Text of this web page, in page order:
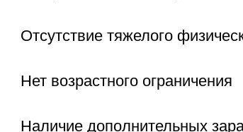
Отсутствие тяжелого
Нет возрастного ограничения
Наличие дополнительных